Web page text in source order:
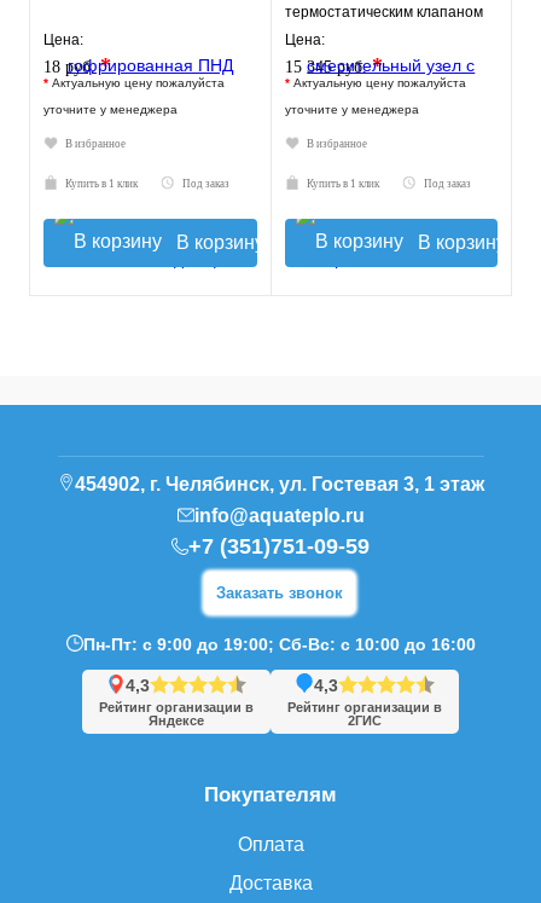
Цена:
18 руб.*
* Актуальную цену пожалуйста
уточните у менеджера
В избранное
Купить в 1 клик Под заказ
В корзину
термостатическим клапаном
20-43°C, с насосом UPSO
Цена:
15 345 руб.*
* Актуальную цену пожалуйста
уточните у менеджера
В избранное
Купить в 1 клик Под заказ
В корзину
Покупателям
Оплата
Доставка
454902, г. Челябинск, ул. Гостевая 3, 1 этаж
info@aquateplo.ru
+7 (351)751-09-59
Заказать звонок
Пн-Пт: с 9:00 до 19:00; Сб-Вс: с 10:00 до 16:00
4,3
Рейтинг организации в
Яндексе
4,3
Рейтинг организации в
2ГИС